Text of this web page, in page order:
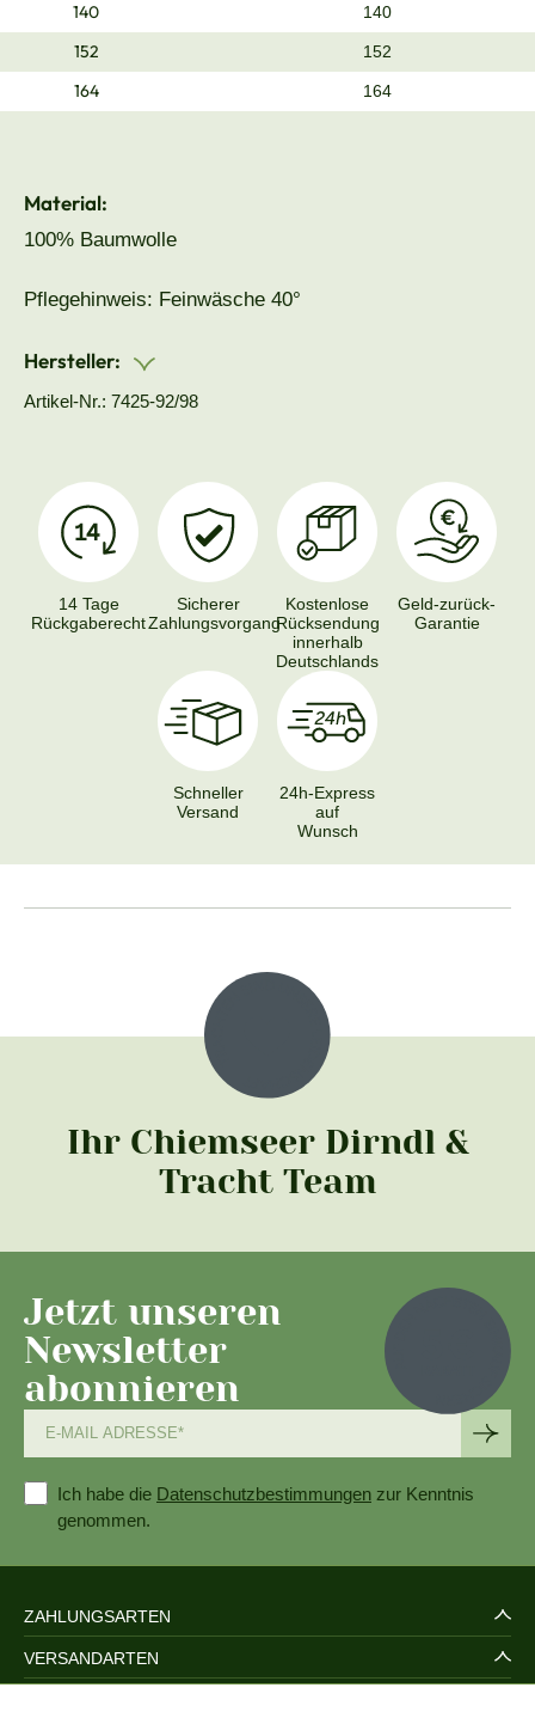
140 140
152 152
164 164
Material:
100% Baumwolle
Pflegehinweis: Feinwäsche 40°
Hersteller:
Artikel-Nr.: 7425-92/98
14 Tage
Rückgaberecht
Sicherer
Zahlungsvorgang
Kostenlose
Rücksendung
innerhalb
Deutschlands
Geld-zurück-
Garantie
Schneller
Versand
24h-Express
auf
Wunsch
Ihr Chiemseer Dirndl &
Tracht Team
Jetzt unseren
Newsletter
abonnieren
Ich habe die Datenschutzbestimmungen zur Kenntnis
genommen.
ZAHLUNGSARTEN
VERSANDARTEN